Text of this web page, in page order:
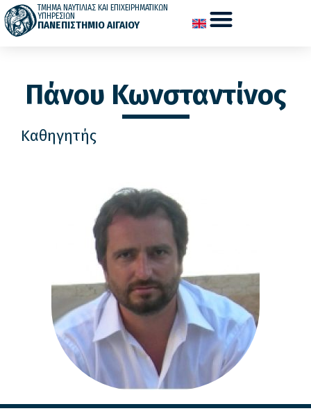
ΤΜΗΜΑ ΝΑΥΤΙΛΙΑΣ ΚΑΙ ΕΠΙΧΕΙΡΗΜΑΤΙΚΩΝ
ΥΠΗΡΕΣΙΩΝ
ΠΑΝΕΠΙΣΤΗΜΙΟ ΑΙΓΑΙΟΥ
Πάνου Κωνσταντίνος
Καθηγητής